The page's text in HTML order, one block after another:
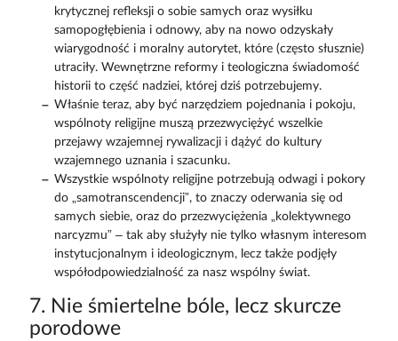
krytycznej refleksji o sobie samych oraz wysiłku
samopogłębienia i odnowy, aby na nowo odzyskały
wiarygodność i moralny autorytet, które (często słusznie)
utraciły. Wewnętrzne reformy i teologiczna świadomość
historii to część nadziei, której dziś potrzebujemy.
Właśnie teraz, aby być narzędziem pojednania i pokoju,
wspólnoty religijne muszą przezwyciężyć wszelkie
przejawy wzajemnej rywalizacji i dążyć do kultury
wzajemnego uznania i szacunku.
Wszystkie wspólnoty religijne potrzebują odwagi i pokory
do „samotranscendencji”, to znaczy oderwania się od
samych siebie, oraz do przezwyciężenia „kolektywnego
narcyzmu” – tak aby służyły nie tylko własnym interesom
instytucjonalnym i ideologicznym, lecz także podjęły
współodpowiedzialność za nasz wspólny świat.
7. Nie śmiertelne bóle, lecz skurcze
porodowe